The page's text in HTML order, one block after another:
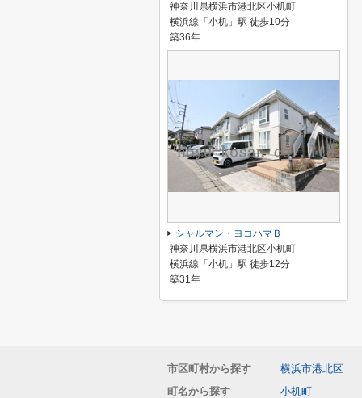
神奈川県横浜市港北区小机町
横浜線「小机」駅 徒歩10分
築36年
シャルマン・ヨコハマＢ
神奈川県横浜市港北区小机町
横浜線「小机」駅 徒歩12分
築31年
市区町村から探す
横浜市港北区
町名から探す
小机町